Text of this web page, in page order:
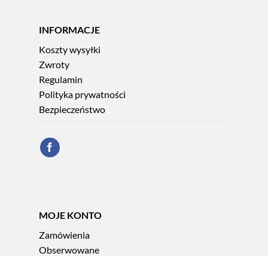
INFORMACJE
Koszty wysyłki
Zwroty
Regulamin
Polityka prywatności
Bezpieczeństwo
MOJE KONTO
Zamówienia
Obserwowane